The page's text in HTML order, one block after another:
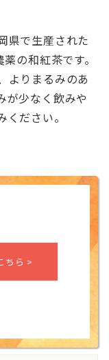
県で生産された
の和紅茶です。
よりまるみのあ
が少なく飲みや
ださい。